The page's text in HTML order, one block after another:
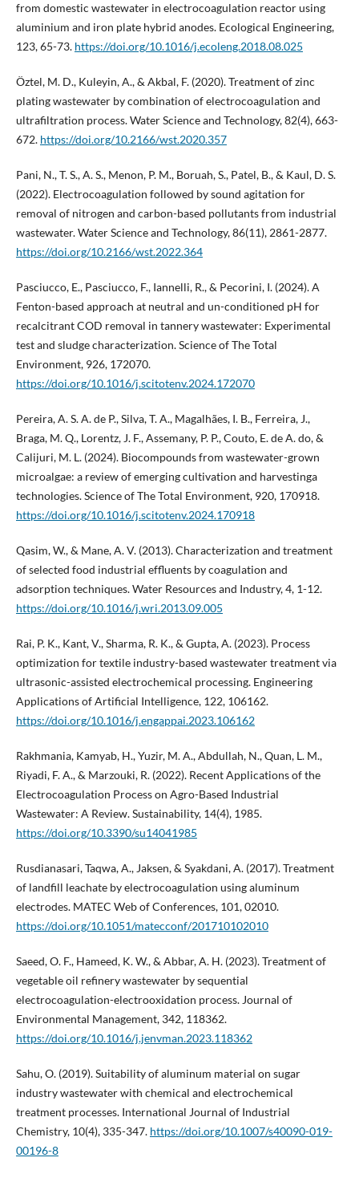
from domestic wastewater in electrocoagulation reactor using
aluminium and iron plate hybrid anodes. Ecological Engineering,
123, 65-73. https://doi.org/10.1016/j.ecoleng.2018.08.025
Öztel, M. D., Kuleyin, A., & Akbal, F. (2020). Treatment of zinc
plating wastewater by combination of electrocoagulation and
ultrafiltration process. Water Science and Technology, 82(4), 663-
672. https://doi.org/10.2166/wst.2020.357
Pani, N., T. S., A. S., Menon, P. M., Boruah, S., Patel, B., & Kaul, D. S.
(2022). Electrocoagulation followed by sound agitation for
removal of nitrogen and carbon-based pollutants from industrial
wastewater. Water Science and Technology, 86(11), 2861-2877.
https://doi.org/10.2166/wst.2022.364
Pasciucco, E., Pasciucco, F., Iannelli, R., & Pecorini, I. (2024). A
Fenton-based approach at neutral and un-conditioned pH for
recalcitrant COD removal in tannery wastewater: Experimental
test and sludge characterization. Science of The Total
Environment, 926, 172070.
https://doi.org/10.1016/j.scitotenv.2024.172070
Pereira, A. S. A. de P., Silva, T. A., Magalhães, I. B., Ferreira, J.,
Braga, M. Q., Lorentz, J. F., Assemany, P. P., Couto, E. de A. do, &
Calijuri, M. L. (2024). Biocompounds from wastewater-grown
microalgae: a review of emerging cultivation and harvestinga
technologies. Science of The Total Environment, 920, 170918.
https://doi.org/10.1016/j.scitotenv.2024.170918
Qasim, W., & Mane, A. V. (2013). Characterization and treatment
of selected food industrial effluents by coagulation and
adsorption techniques. Water Resources and Industry, 4, 1-12.
https://doi.org/10.1016/j.wri.2013.09.005
Rai, P. K., Kant, V., Sharma, R. K., & Gupta, A. (2023). Process
optimization for textile industry-based wastewater treatment via
ultrasonic-assisted electrochemical processing. Engineering
Applications of Artificial Intelligence, 122, 106162.
https://doi.org/10.1016/j.engappai.2023.106162
Rakhmania, Kamyab, H., Yuzir, M. A., Abdullah, N., Quan, L. M.,
Riyadi, F. A., & Marzouki, R. (2022). Recent Applications of the
Electrocoagulation Process on Agro-Based Industrial
Wastewater: A Review. Sustainability, 14(4), 1985.
https://doi.org/10.3390/su14041985
Rusdianasari, Taqwa, A., Jaksen, & Syakdani, A. (2017). Treatment
of landfill leachate by electrocoagulation using aluminum
electrodes. MATEC Web of Conferences, 101, 02010.
https://doi.org/10.1051/matecconf/201710102010
Saeed, O. F., Hameed, K. W., & Abbar, A. H. (2023). Treatment of
vegetable oil refinery wastewater by sequential
electrocoagulation-electrooxidation process. Journal of
Environmental Management, 342, 118362.
https://doi.org/10.1016/j.jenvman.2023.118362
Sahu, O. (2019). Suitability of aluminum material on sugar
industry wastewater with chemical and electrochemical
treatment processes. International Journal of Industrial
Chemistry, 10(4), 335-347. https://doi.org/10.1007/s40090-019-
00196-8